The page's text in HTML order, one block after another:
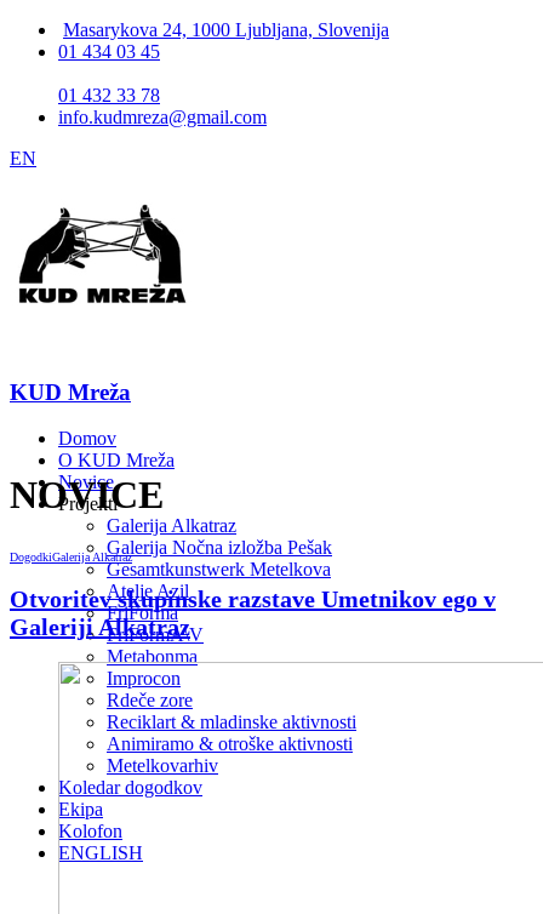
Masarykova 24, 1000 Ljubljana, Slovenija
01 434 03 45
01 432 33 78
info.kudmreza@gmail.com
EN
KUD Mreža
Domov
O KUD Mreža
Novice
Projekti
Galerija Alkatraz
Galerija Nočna izložba Pešak
Gesamtkunstwerk Metelkova
Atelje Azil
FriForma
FriFormA\V
Metabonma
Improcon
Rdeče zore
Reciklart & mladinske aktivnosti
Animiramo & otroške aktivnosti
Metelkovarhiv
Koledar dogodkov
Ekipa
Kolofon
ENGLISH
NOVICE
DogodkiGalerija Alkatraz
Otvoritev skupinske razstave Umetnikov ego v
Galeriji Alkatraz